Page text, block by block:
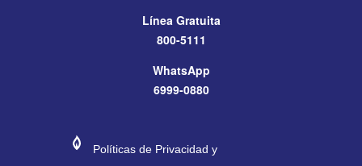
Políticas de Privacidad y
Línea Gratuita
800-5111
WhatsApp
6999-0880